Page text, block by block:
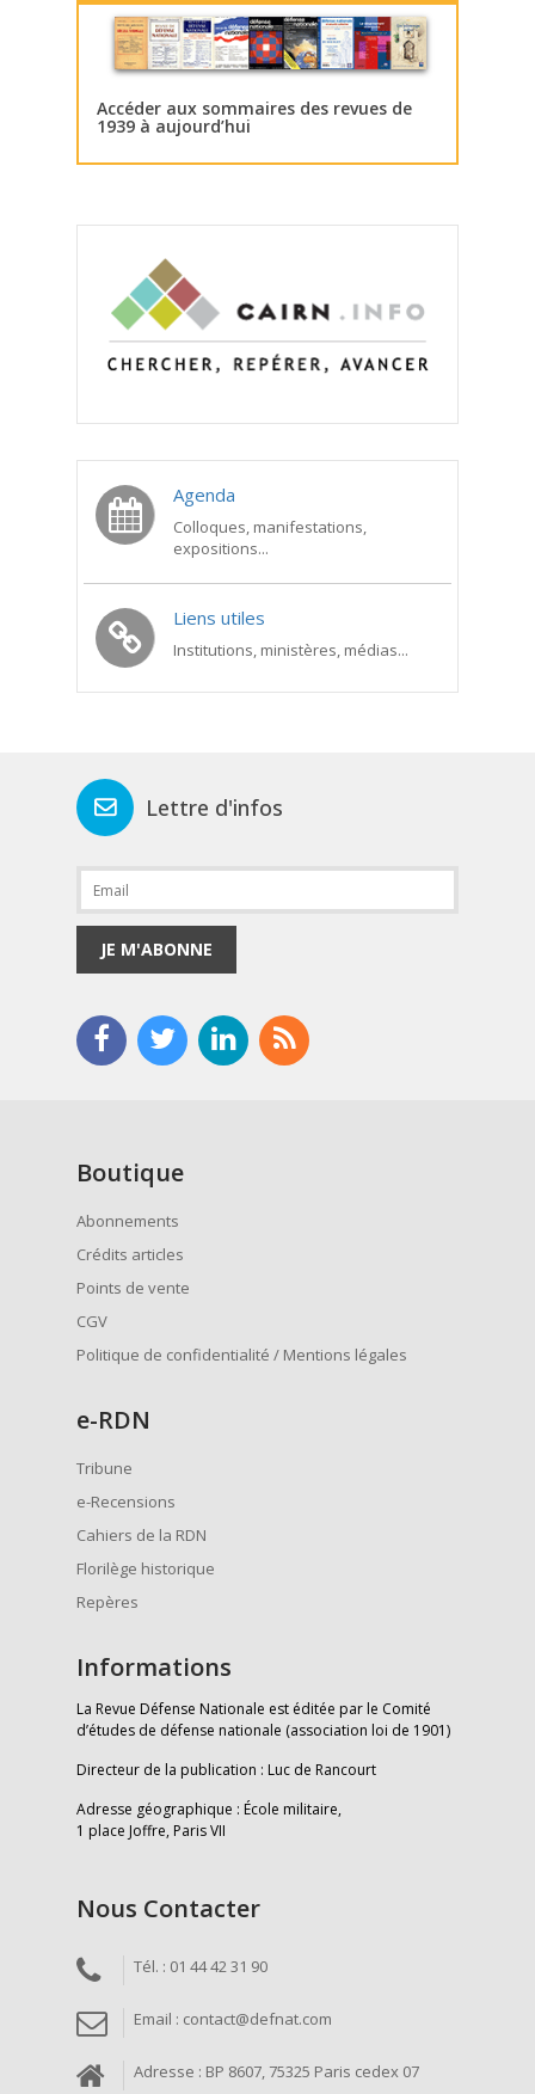
Accéder aux sommaires des revues de
1939 à aujourd’hui
Agenda
Colloques, manifestations,
expositions...
Liens utiles
Institutions, ministères, médias...
Lettre d'infos
JE M'ABONNE
Boutique
Abonnements
Crédits articles
Points de vente
CGV
Politique de confidentialité / Mentions légales
e-RDN
Tribune
e-Recensions
Cahiers de la RDN
Florilège historique
Repères
Informations
La Revue Défense Nationale est éditée par le Comité
d’études de défense nationale (association loi de 1901)
Directeur de la publication : Luc de Rancourt
Adresse géographique : École militaire,
1 place Joffre, Paris VII
Nous Contacter
Tél. : 01 44 42 31 90
Email : contact@defnat.com
Adresse : BP 8607, 75325 Paris cedex 07